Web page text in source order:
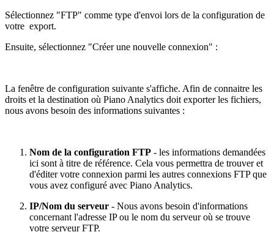
Sélectionnez "FTP" comme type d'envoi lors de la configuration de
votre export.
Ensuite, sélectionnez "Créer une nouvelle connexion" :
La fenêtre de configuration suivante s'affiche. Afin de connaitre les
droits et la destination où Piano Analytics doit exporter les fichiers,
nous avons besoin des informations suivantes :
Nom de la configuration FTP - les informations demandées
ici sont à titre de référence. Cela vous permettra de trouver et
d'éditer votre connexion parmi les autres connexions FTP que
vous avez configuré avec Piano Analytics.
IP/Nom du serveur - Nous avons besoin d'informations
concernant l'adresse IP ou le nom du serveur où se trouve
votre serveur FTP.